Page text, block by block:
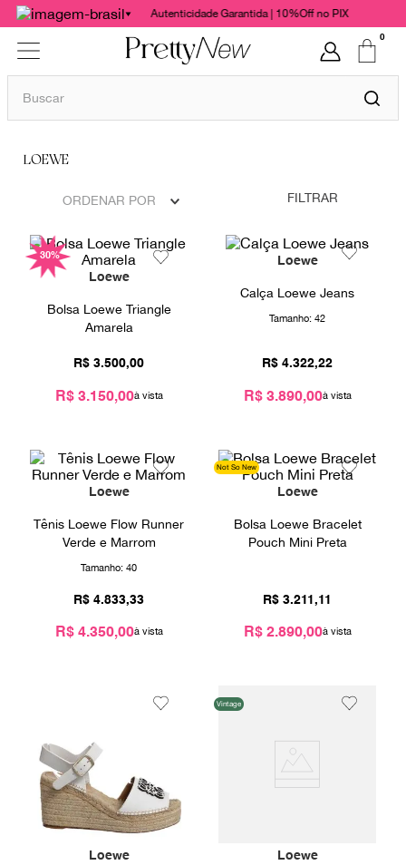
Autenticidade Garantida | 10%Off no PIX
0
Buscar
LOEWE
ORDENAR POR FILTRAR
30%
Loewe
Bolsa Loewe Triangle
Amarela
R$ 3.500,00
R$ 3.150,00
Loewe
Calça Loewe Jeans
Tamanho: 42
R$ 4.322,22
R$ 3.890,00
Loewe
Tênis Loewe Flow Runner
Verde e Marrom
Tamanho: 40
R$ 4.833,33
R$ 4.350,00
Not So New
Loewe
Bolsa Loewe Bracelet
Pouch Mini Preta
R$ 3.211 ,11
R$ 2.890,00
Loewe
Vintage
Loewe
bolsas
cris barros
vestido
paula raia
valentino
burberry
louis vuitton